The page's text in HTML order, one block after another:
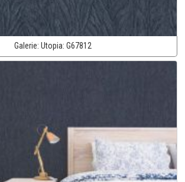
Galerie: Utopia: G67812